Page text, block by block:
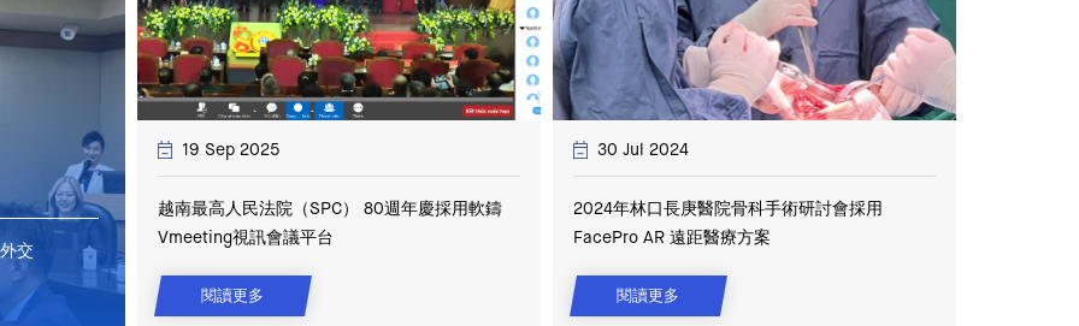
交
19 Sep 2025
越南最高人民法院（SPC） 80週年慶採用軟鑄
Vmeeting視訊會議平台
閱讀更多
30 Jul 2024
2024年林口長庚醫院骨科手術研討會採用
FacePro AR 遠距醫療方案
閱讀更多